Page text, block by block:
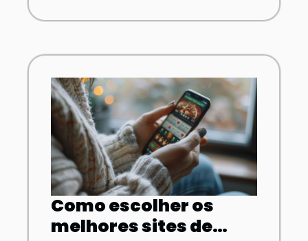
Como escolher os
melhores sites de